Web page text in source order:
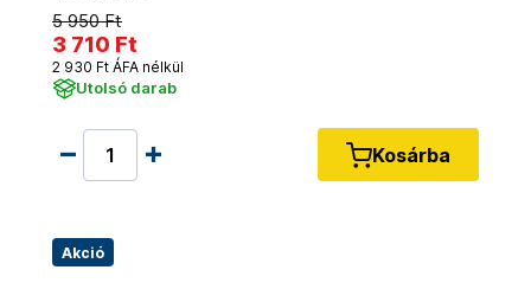
5 950 Ft
3 710 Ft
2 930 Ft ÁFA nélkül
Utolsó darab
Kosárba
Akció